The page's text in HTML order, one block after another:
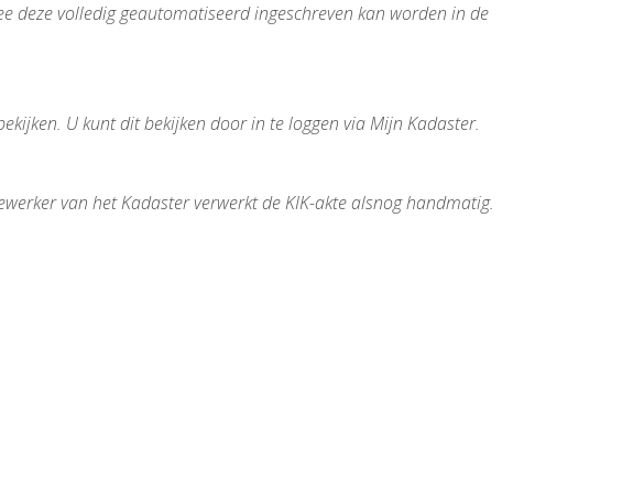
volledig geautomatiseerd ingeschreven kan worden in de
U kunt dit bekijken door in te loggen via Mijn Kadaster.
van het Kadaster verwerkt de KIK-akte alsnog handmatig.